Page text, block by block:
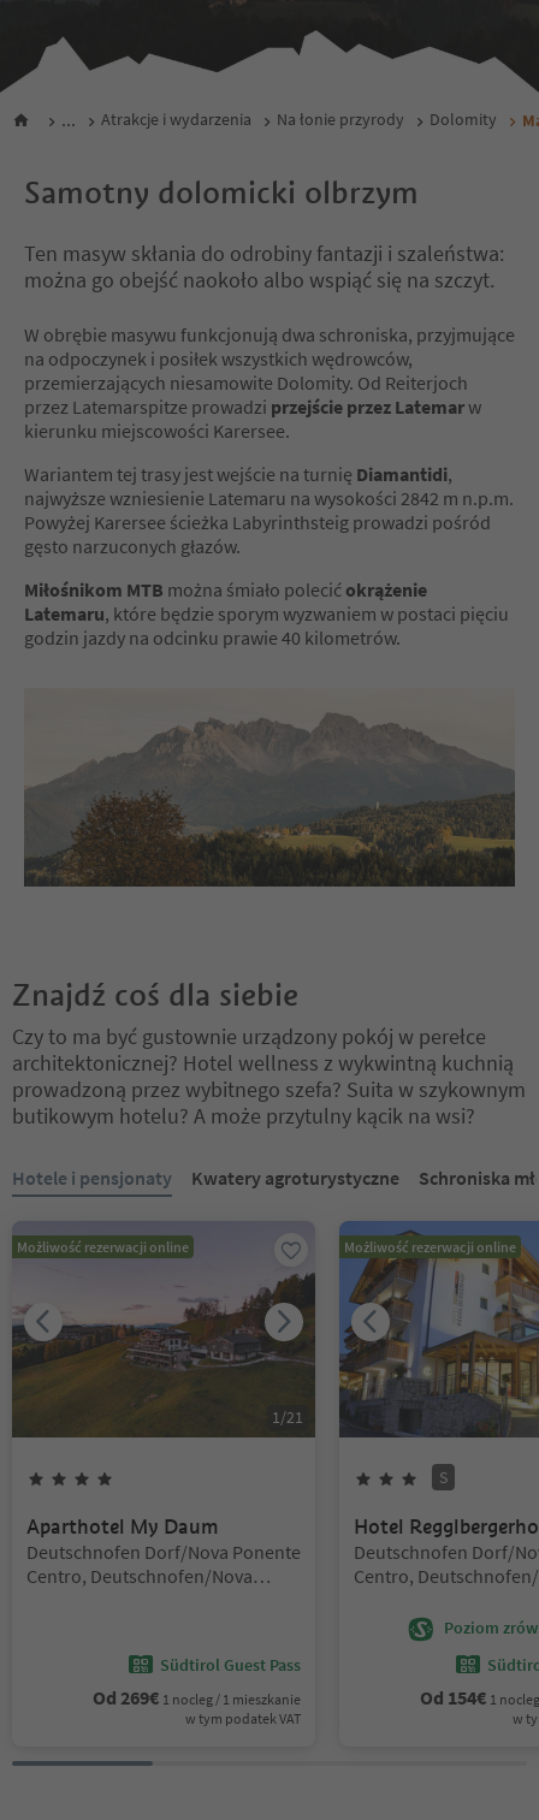
... Atrakcje i wydarzenia Na łonie przyrody Dolomity
Samotny dolomicki olbrzym
Ten masyw skłania do odrobiny fantazji i szaleństwa:
można go obejść naokoło albo wspiąć się na szczyt.
W obrębie masywu funkcjonują dwa schroniska, przyjmujące
na odpoczynek i posiłek wszystkich wędrowców,
przemierzających niesamowite Dolomity. Od Reiterjoch
przez Latemarspitze prowadzi przejście przez Latemarw
kierunku miejscowości Karersee.
Wariantem tej trasy jest wejście na turnię Diamantidi,
najwyższe wzniesienie Latemaru na wysokości 2842 m n.p.m.
Powyżej Karersee ścieżka Labyrinthsteig prowadzi pośród
gęsto narzuconych głazów.
Miłośnikom MTB można śmiało polecićokrążenie
Latemaru, które będzie sporym wyzwaniem w postaci pięciu
godzin jazdy na odcinku prawie 40 kilometrów.
Znajdź coś dla siebie
Czy to ma być gustownie urządzony pokój w perełce
architektonicznej? Hotel wellness z wykwintną kuchnią
prowadzoną przez wybitnego szefa? Suita w szykownym
butikowym hotelu? A może przytulny kącik na wsi?
Hotele i pensjonaty Kwatery agroturystyczne Schroniska
Możliwość rezerwacji online
1 /21
Aparthotel My Daum
Lokalizacja:
Deutschnofen Dorf/Nova Ponente
Centro, Deutschnofen/Nova
Südtirol Guest Pass
Od 269€ 1 nocleg / 1 mieszkanie
w tym podatek VAT
Możliwość rezerwacji online
Gwiazdki
S
Hotel
Lokalizacja:
Deutschnofen Dorf/
Centro,
Eggental
Poziom
Od 154€ 1
w